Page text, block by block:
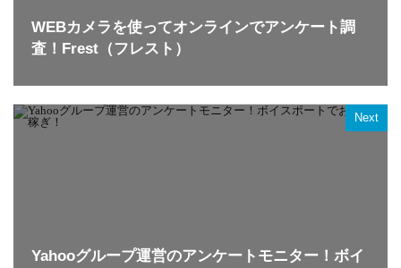
WEBカメラを使ってオンラインでアンケート調
査！Frest（フレスト）
Next
Yahooグループ運営のアンケートモニター！ボイ